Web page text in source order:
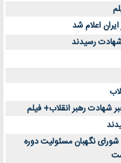
رسیدند
شهادت رهبر انقلاب+ فیلم
نگهبان مسئولیت دوره